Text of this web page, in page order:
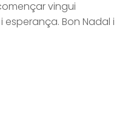
vingui
Bon Nadal i